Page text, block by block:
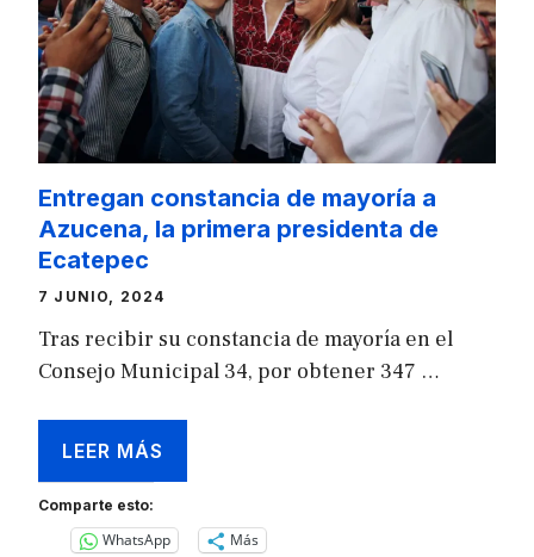
Entregan constancia de mayoría a
Azucena, la primera presidenta de
Ecatepec
7 JUNIO, 2024
Tras recibir su constancia de mayoría en el
Consejo Municipal 34, por obtener 347 …
LEER MÁS
Comparte esto:
WhatsApp Más